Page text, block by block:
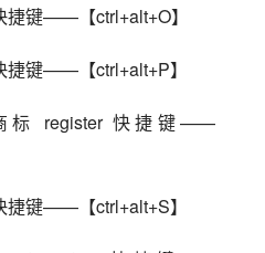
捷键——【ctrl+alt+O】
捷键——【ctrl+alt+P】
捷键——【ctrl+alt+S】